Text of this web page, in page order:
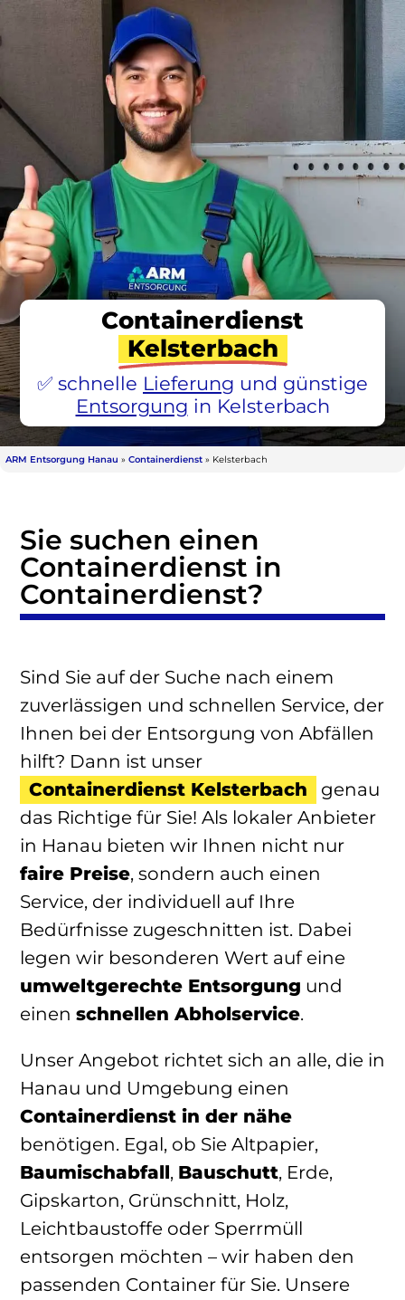
Containerdienst
Kelsterbach
schnelle Lieferung und günstige
Entsorgung in Kelsterbach
ARM Entsorgung Hanau » Containerdienst » Kelsterbach
Sie suchen einen
Containerdienst in
Containerdienst?
Sind Sie auf der Suche nach einem
zuverlässigen und schnellen Service, der
Ihnen bei der Entsorgung von Abfällen
hilft? Dann ist unser
Containerdienst Kelsterbach
genau
das Richtige für Sie! Als lokaler Anbieter
in Hanau bieten wir Ihnen nicht nur
faire Preise, sondern auch einen
Service, der individuell auf Ihre
Bedürfnisse zugeschnitten ist. Dabei
legen wir besonderen Wert auf eine
umweltgerechte Entsorgung und
einen schnellen Abholservice.
Unser Angebot richtet sich an alle, die in
Hanau und Umgebung einen
Containerdienst in der nähe
benötigen. Egal, ob Sie Altpapier,
Baumischabfall, Bauschutt, Erde,
Gipskarton, Grünschnitt, Holz,
Leichtbaustoffe oder Sperrmüll
entsorgen möchten – wir haben den
passenden Container für Sie. Unsere